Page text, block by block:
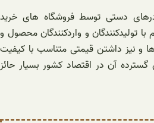
دستی توسط فروشگاه های خرید
با تولیدکنندگان و واردکنندگان محصول و
نیز داشتن قیمتی متناسب با کیفیت
آن در اقتصاد کشور بسیار حائز